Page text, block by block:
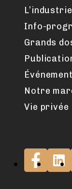
L’industrie
Info-
Grands
Notre
Vie privée